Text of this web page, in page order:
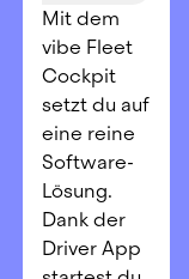
Mit dem
vibe Fleet
Cockpit
setzt du auf
eine reine
Software-
Lösung.
Dank der
Driver App